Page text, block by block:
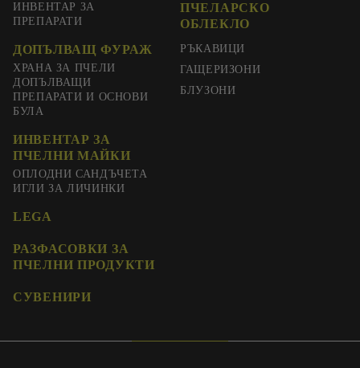
ИНВЕНТАР ЗА
ПРЕПАРАТИ
ДОПЪЛВАЩ ФУРАЖ
ХРАНА ЗА ПЧЕЛИ
ДОПЪЛВАЩИ
ПРЕПАРАТИ И ОСНОВИ
ПЧЕЛАРСКО
ОБЛЕКЛО
РЪКАВИЦИ
ГАЩЕРИЗОНИ
БЛУЗОНИ
БУЛА
ИНВЕНТАР ЗА
ПЧЕЛНИ МАЙКИ
ОПЛОДНИ САНДЪЧЕТА
ИГЛИ ЗА ЛИЧИНКИ
LEGA
РАЗФАСОВКИ ЗА
ПЧЕЛНИ ПРОДУКТИ
СУВЕНИРИ